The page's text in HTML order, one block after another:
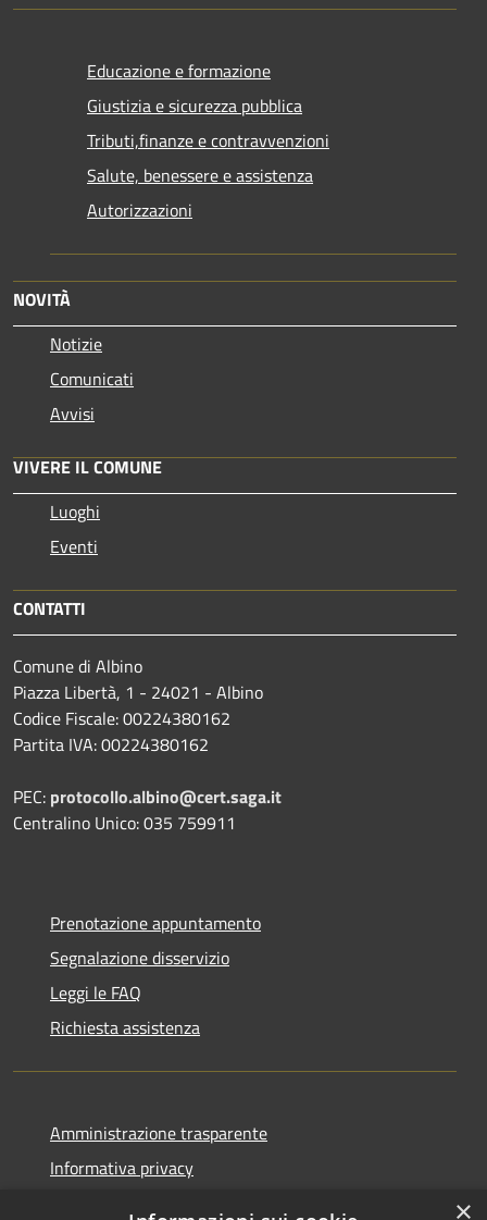
Educazione e formazione
Giustizia e sicurezza pubblica
Tributi,finanze e contravvenzioni
Salute, benessere e assistenza
Autorizzazioni
NOVITÀ
Notizie
Comunicati
Avvisi
VIVERE IL COMUNE
Luoghi
Eventi
CONTATTI
Comune di Albino
Piazza Libertà, 1 - 24021 - Albino
Codice Fiscale: 00224380162
Partita IVA: 00224380162
PEC: protocollo.albino@cert.saga.it
Centralino Unico: 035 759911
Prenotazione appuntamento
Segnalazione disservizio
Leggi le FAQ
Richiesta assistenza
Amministrazione trasparente
Informativa privacy
×